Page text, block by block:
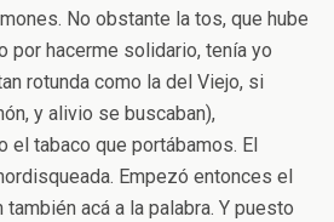
No obstante la tos, que hube
por hacerme solidario, tenía yo
rotunda como la del Viejo, si
y alivio se buscaban),
el tabaco que portábamos. El
Empezó entonces el
acá a la palabra. Y puesto